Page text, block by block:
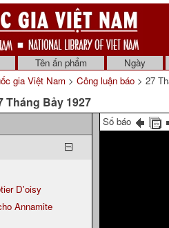
Tên ấn phẩm
Ngày
gia Việt Nam > Công luận báo > 27
Tháng Bảy 1927
D'oisy
Annamite
Số báo